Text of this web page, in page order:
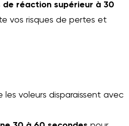
de réaction supérieur à 30
vos risques de pertes et
les voleurs disparaissent avec